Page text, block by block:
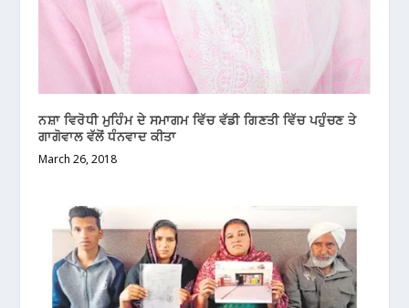
ਨਸ਼ਾ ਵਿਰੋਧੀ ਮੁਹਿੰਮ ਦੇ ਸਮਾਗਮ ਵਿੱਚ ਵੱਡੀ ਗਿਣਤੀ ਵਿੱਚ ਪਹੁੰਚਣ ਤੇ
ਗਾਗੋਵਾਲ ਵੱਲੋਂ ਧੰਨਵਾਦ ਕੀਤਾ
March 26, 2018